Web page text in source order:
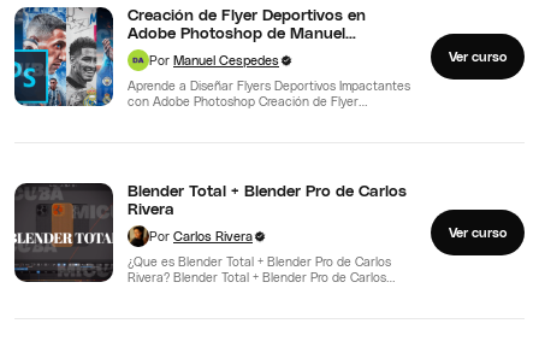
Creación de Flyer Deportivos en
Adobe Photoshop de Manuel
Cespedes
Por Manuel Cespedes
Aprende a Diseñar Flyers Deportivos Impactantes
con Adobe Photoshop Creación de Flyer
Ver curso
Blender Total + Blender Pro de Carlos
Rivera
Por Carlos Rivera
¿Que es Blender Total + Blender Pro de Carlos
Rivera? Blender Total + Blender Pro de Carlos…
Ver curso